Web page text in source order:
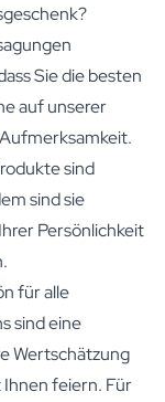
Sie die besten
auf unserer
sind
sind sie
Persönlichkeit
für alle
sind eine
Wertschätzung
Ihnen feiern. Für